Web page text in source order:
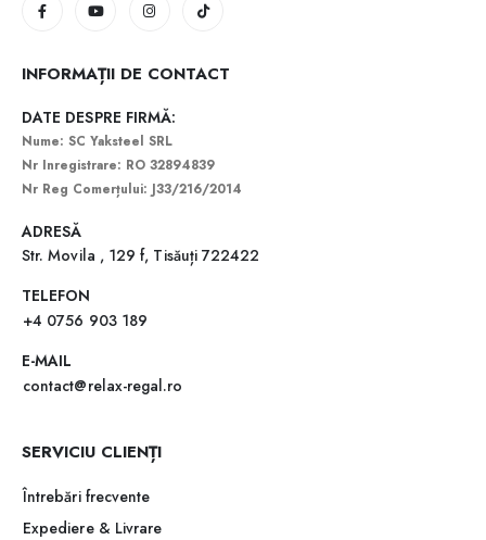
INFORMAȚII DE CONTACT
DATE DESPRE FIRMĂ:
Nume: SC Yaksteel SRL
Nr Inregistrare: RO 32894839
Nr Reg Comerțului: J33/216/2014
ADRESĂ
Str. Movila , 129 f, Tisăuți 722422
TELEFON
+4 0756 903 189
E-MAIL
contact@relax-regal.ro
SERVICIU CLIENȚI
Întrebări frecvente
Expediere & Livrare